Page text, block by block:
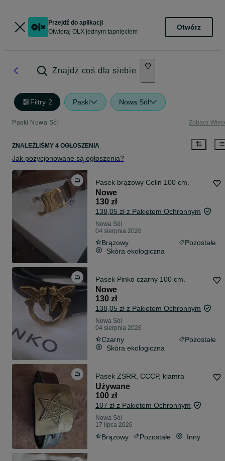
Przejdź do aplikacji
Otwieraj OLX jednym tapnięciem
Otwórz
Znajdź coś dla siebie
Filtry·2 Paski Nowa Sól
Paski Nowa Sól Zobacz
ZNALEŹLIŚMY 4 OGŁOSZENIA
Jak pozycjonowane są ogłoszenia?
Pasek brązowy Celin 100 cm.
Nowe
130 zł
138,05 zł z Pakietem Ochronnym
Nowa Sól
04 sierpnia 2026
Brązowy
Pozostałe
Skóra ekologiczna
Pasek Pinko czarny 100 cm.
Nowe
130 zł
138,05 zł z Pakietem Ochronnym
Nowa Sól
04 sierpnia 2026
Czarny
Pozostałe
Skóra ekologiczna
Pasek ZSRR, CCCP, klamra
Używane
100 zł
107 zł z Pakietem Ochronnym
Nowa Sól
17 lipca 2026
Brązowy Pozostałe Inny